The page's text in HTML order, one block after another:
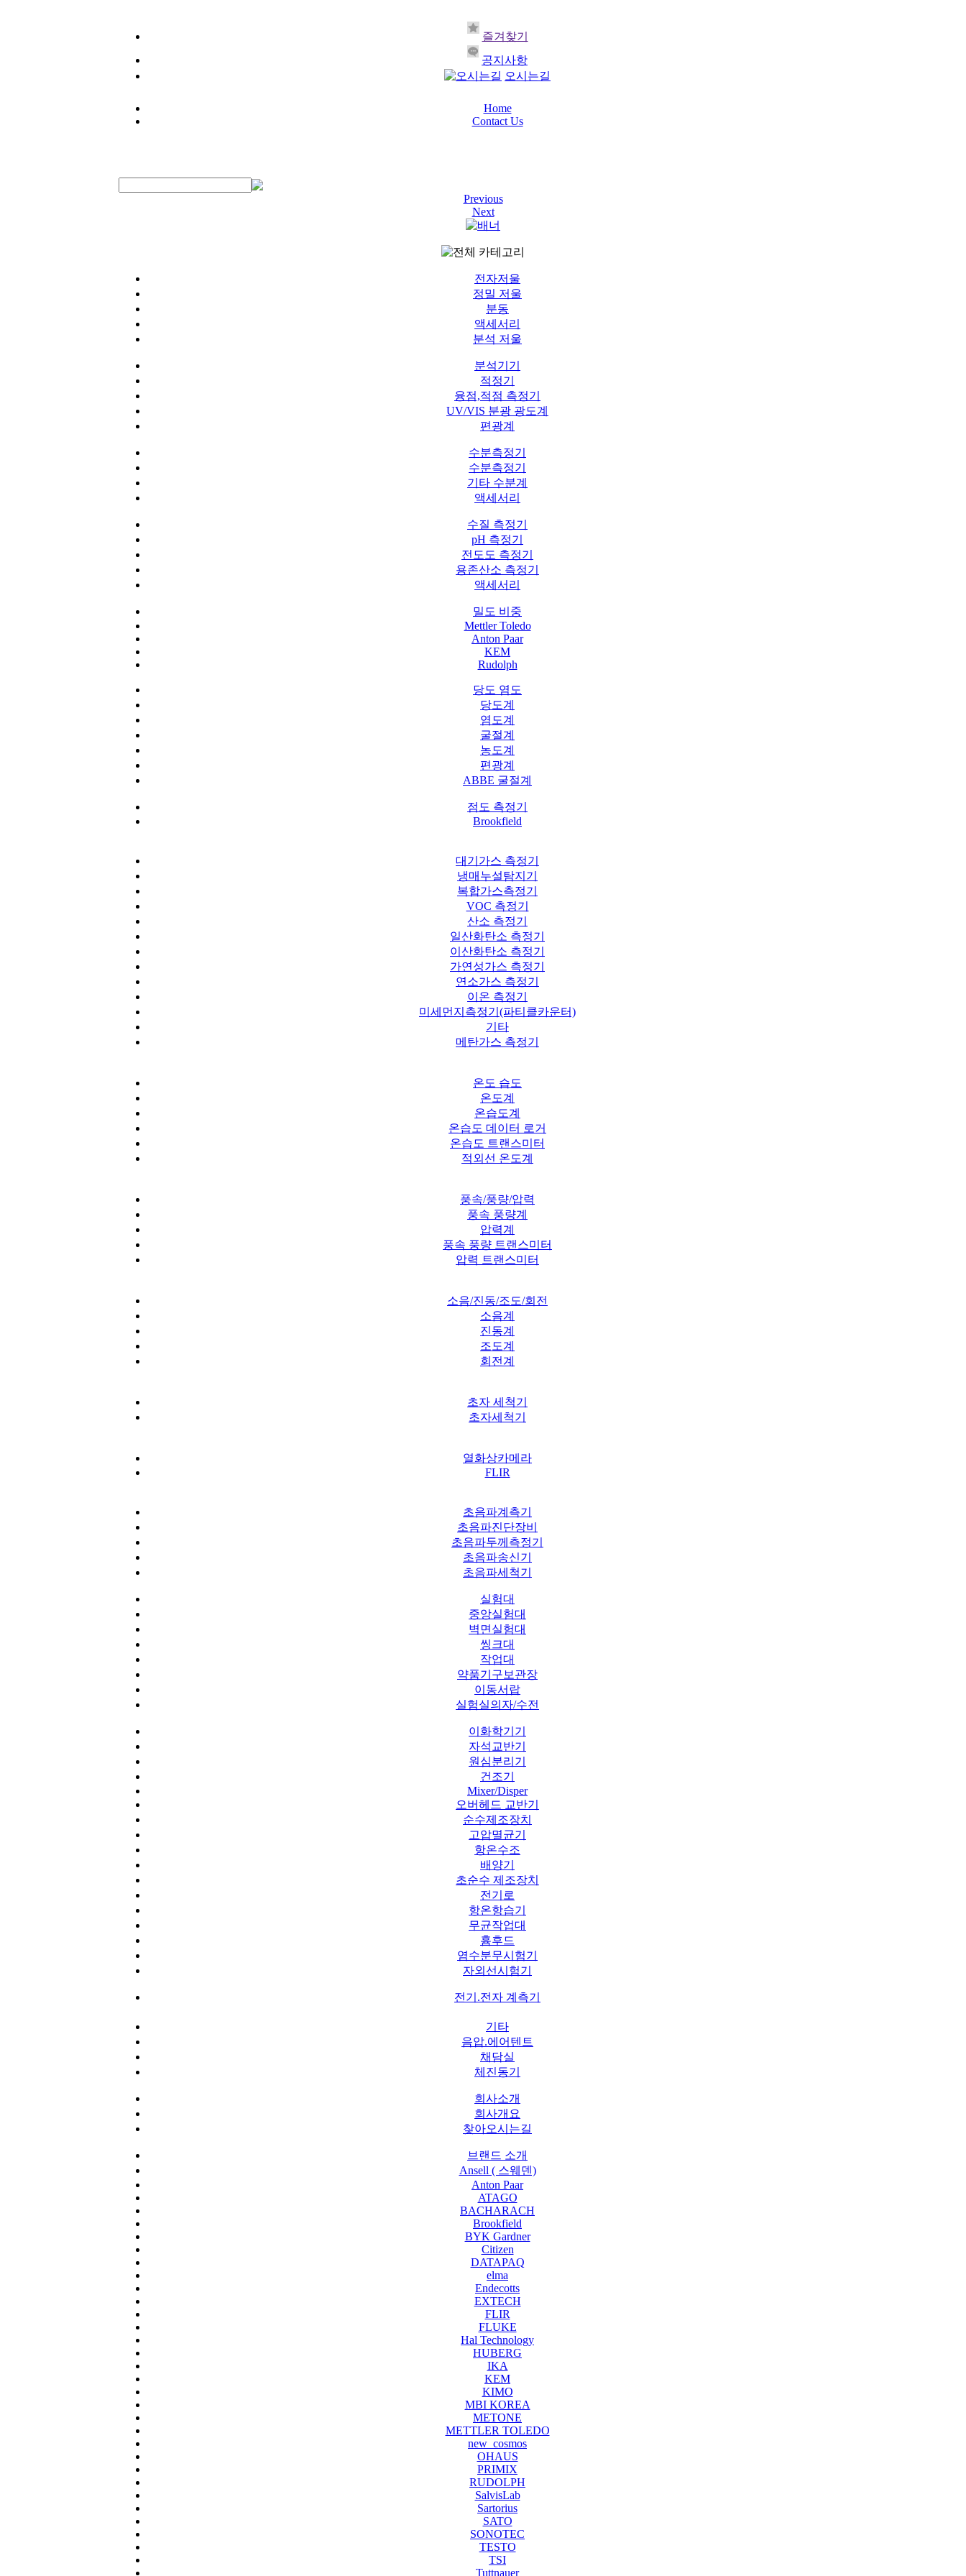
즐겨찾기
공지사항
오시는길
Home
Contact Us
Previous
Next
전자저울
정밀 저울
분동
액세서리
분석 저울
분석기기
적정기
융점,적점 측정기
UV/VIS 분광 광도계
편광계
수분측정기
수분측정기
기타 수분계
액세서리
수질 측정기
pH 측정기
전도도 측정기
용존산소 측정기
액세서리
밀도 비중
Mettler Toledo
Anton Paar
KEM
Rudolph
당도 염도
당도계
염도계
굴절계
농도계
편광계
ABBE 굴절계
점도 측정기
Brookfield
대기가스 측정기
냉매누설탐지기
복합가스측정기
VOC 측정기
산소 측정기
일산화탄소 측정기
이산화탄소 측정기
가연성가스 측정기
연소가스 측정기
이온 측정기
미세먼지측정기(파티클카운터)
기타
메탄가스 측정기
온도 습도
온도계
온습도계
온습도 데이터 로거
온습도 트랜스미터
적외선 온도계
풍속/풍량/압력
풍속 풍량계
압력계
풍속 풍량 트랜스미터
압력 트랜스미터
소음/진동/조도/회전
소음계
진동계
조도계
회전계
초자 세척기
초자세척기
열화상카메라
FLIR
초음파계측기
초음파진단장비
초음파두께측정기
초음파송신기
초음파세척기
실험대
중앙실험대
벽면실험대
씽크대
작업대
약품기구보관장
이동서랍
실험실의자/수전
이화학기기
자석교반기
원심분리기
건조기
Mixer/Disper
오버헤드 교반기
순수제조장치
고압멸균기
항온수조
배양기
초순수 제조장치
전기로
항온항습기
무균작업대
흄후드
염수분무시험기
자외선시험기
전기.전자 계측기
기타
음압.에어텐트
채담실
체진동기
회사소개
회사개요
찾아오시는길
브랜드 소개
Ansell ( 스웨덴)
Anton Paar
ATAGO
BACHARACH
Brookfield
BYK Gardner
Citizen
DATAPAQ
elma
Endecotts
EXTECH
FLIR
FLUKE
Hal Technology
HUBERG
IKA
KEM
KIMO
MBI KOREA
METONE
METTLER TOLEDO
new_cosmos
OHAUS
PRIMIX
RUDOLPH
SalvisLab
Sartorius
SATO
SONOTEC
TESTO
TSI
Tuttnauer